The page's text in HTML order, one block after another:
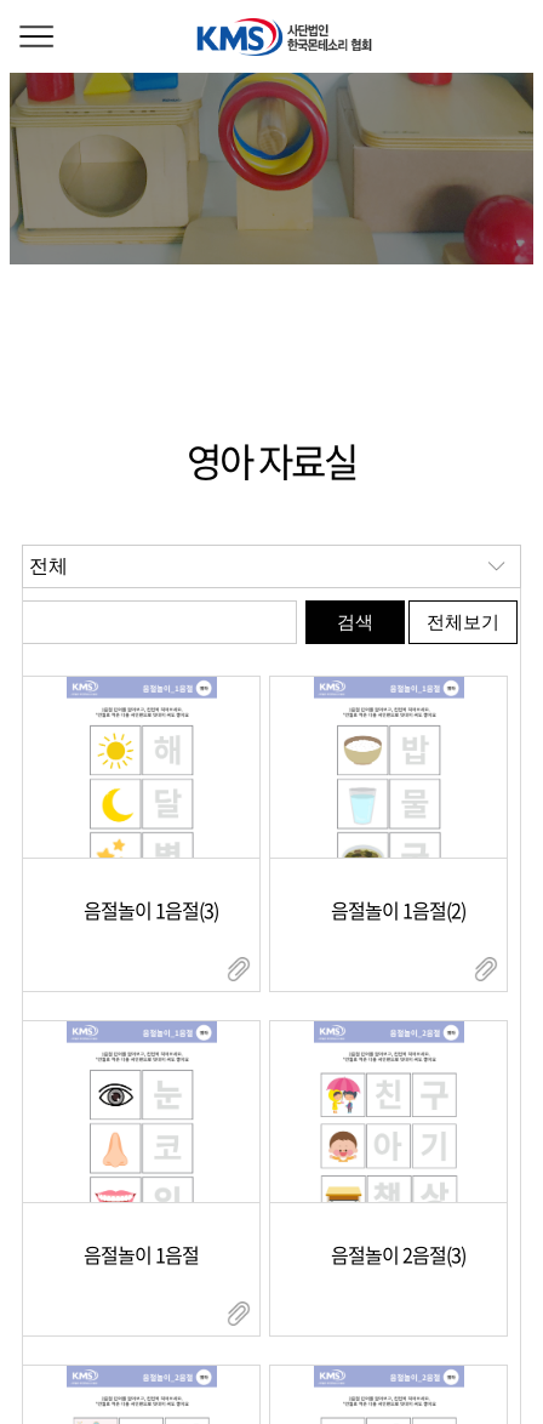
영아 자료실
음절놀이 1음절(3) 음절놀이 1음절(2)
음절놀이 1음절 음절놀이 2음절(3)